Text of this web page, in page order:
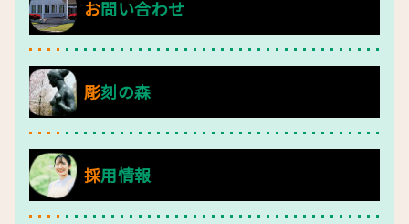
お問い合わせ
彫刻の森
採用情報